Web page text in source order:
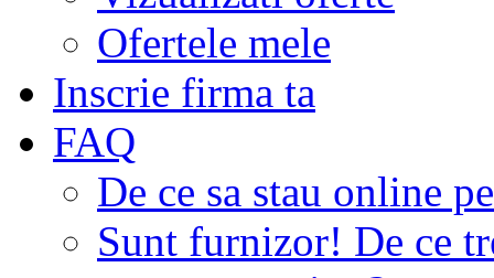
Ofertele mele
Inscrie firma ta
FAQ
De ce sa stau online
Sunt furnizor! De ce